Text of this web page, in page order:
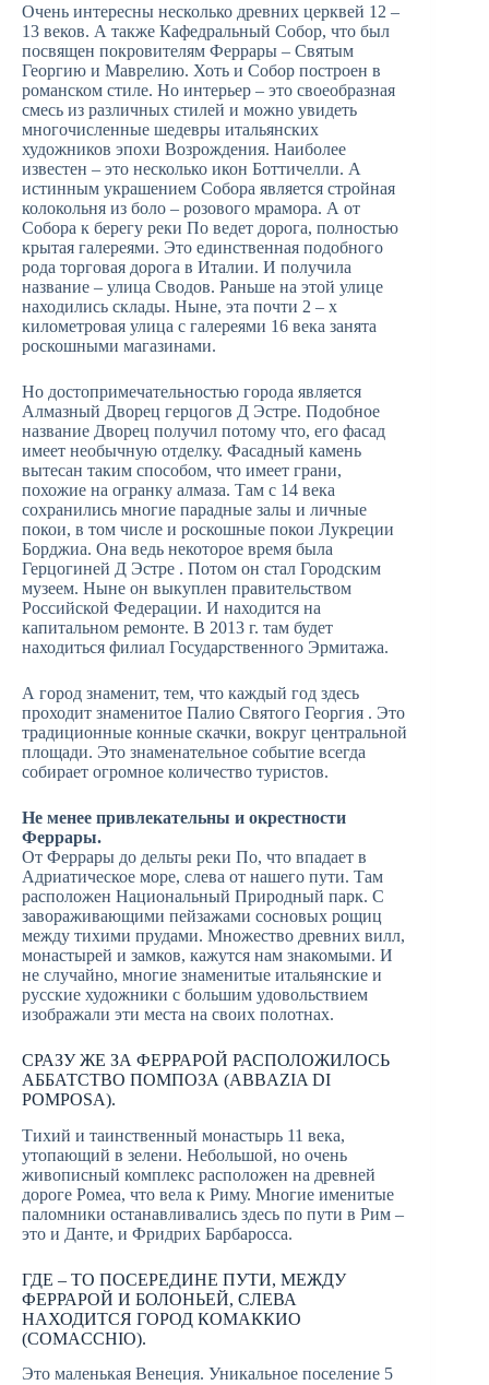
Очень интересны несколько древних церквей 12 –
13 веков. А также Кафедральный Собор, что был
посвящен покровителям Феррары – Святым
Георгию и Маврелию. Хоть и Собор построен в
романском стиле. Но интерьер – это своеобразная
смесь из различных стилей и можно увидеть
многочисленные шедевры итальянских
художников эпохи Возрождения. Наиболее
известен – это несколько икон Боттичелли. А
истинным украшением Собора является стройная
колокольня из боло – розового мрамора. А от
Собора к берегу реки По ведет дорога, полностью
крытая галереями. Это единственная подобного
рода торговая дорога в Италии. И получила
название – улица Сводов. Раньше на этой улице
находились склады. Ныне, эта почти 2 – х
километровая улица с галереями 16 века занята
роскошными магазинами.
Но достопримечательностью города является
Алмазный Дворец герцогов Д Эстре. Подобное
название Дворец получил потому что, его фасад
имеет необычную отделку. Фасадный камень
вытесан таким способом, что имеет грани,
похожие на огранку алмаза. Там с 14 века
сохранились многие парадные залы и личные
покои, в том числе и роскошные покои Лукреции
Борджиа. Она ведь некоторое время была
Герцогиней Д Эстре . Потом он стал Городским
музеем. Ныне он выкуплен правительством
Российской Федерации. И находится на
капитальном ремонте. В 2013 г. там будет
находиться филиал Государственного Эрмитажа.
А город знаменит, тем, что каждый год здесь
проходит знаменитое Палио Святого Георгия . Это
традиционные конные скачки, вокруг центральной
площади. Это знаменательное событие всегда
собирает огромное количество туристов.
Не менее привлекательны и окрестности
Феррары.
От Феррары до дельты реки По, что впадает в
Адриатическое море, слева от нашего пути. Там
расположен Национальный Природный парк. С
завораживающими пейзажами сосновых рощиц
между тихими прудами. Множество древних вилл,
монастырей и замков, кажутся нам знакомыми. И
не случайно, многие знаменитые итальянские и
русские художники с большим удовольствием
изображали эти места на своих полотнах.
СРАЗУ ЖЕ ЗА ФЕРРАРОЙ РАСПОЛОЖИЛОСЬ
АББАТСТВО ПОМПОЗА (ABBAZIA DI
POMPOSA).
Тихий и таинственный монастырь 11 века,
утопающий в зелени. Небольшой, но очень
живописный комплекс расположен на древней
дороге Ромеа, что вела к Риму. Многие именитые
паломники останавливались здесь по пути в Рим –
это и Данте, и Фридрих Барбаросса.
ГДЕ – ТО ПОСЕРЕДИНЕ ПУТИ, МЕЖДУ
ФЕРРАРОЙ И БОЛОНЬЕЙ, СЛЕВА
НАХОДИТСЯ ГОРОД КОМАККИО
(COMACCHIO).
Это маленькая Венеция. Уникальное поселение 5